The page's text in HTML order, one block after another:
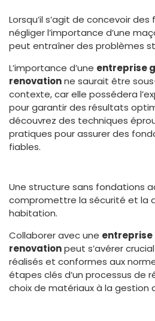
Lorsqu’il s’agit de concevoir
négliger l’importance d’une
peut entraîner des problèmes
L’importance d’une entreprise
renovationne saurait être
contexte, car elle possédera
pour garantir des résultats
découvrez des techniques
pratiques pour assurer des
fiables.
Une structure sans fondations
compromettre la sécurité et la
habitation.
Collaborer avec une entreprise
renovationpeut s’avérer
réalisés et conformes aux
étapes clés d’un processus de
choix de matériaux à la gestion